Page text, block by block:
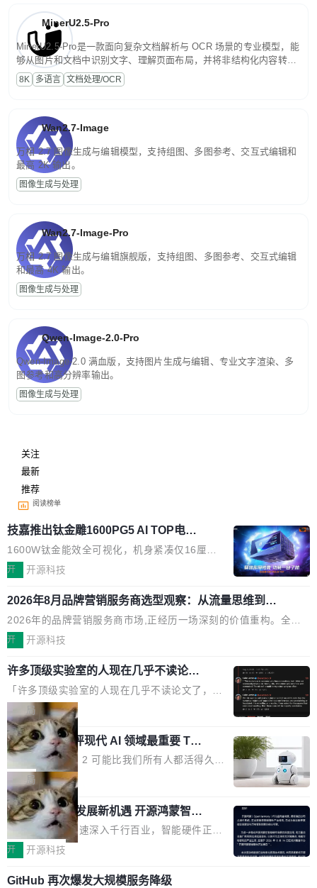
MinerU2.5-Pro
MinerU2.5-Pro是一款面向复杂文档解析与 OCR 场景的专业模型，能
够从图片和文档中识别文字、理解页面布局，并将非结构化内容转换
为便于存储、检索和二次处理的结构化结果。
8K 多语言 文档处理/OCR
Wan2.7-Image
万相 2.7 图像生成与编辑模型，支持组图、多图参考、交互式编辑和
最高 2K 输出。
图像生成与处理
Wan2.7-Image-Pro
万相 2.7 图像生成与编辑旗舰版，支持组图、多图参考、交互式编辑
和最高 4K 输出。
图像生成与处理
Qwen-Image-2.0-Pro
Qwen-Image-2.0 满血版，支持图片生成与编辑、专业文字渲染、多
图参考和高分辨率输出。
图像生成与处理
关注
最新
推荐
阅读榜单
技嘉推出钛金雕1600PG5 AI TOP电
源：为发烧级主机与本地AI算力打造旗
舰供电方案
1600W钛金能效全可视化，机身紧凑仅16厘米
继2026台北电脑展首度亮相后，技嘉科技近日正
电源专为发烧级DIY主机与本地AI算力平台打
造，整机长度仅16厘米，提供1600W额定功率
与80PLUS钛金能效；支持ATX 3.1与PCIe 5.1
实时LCD监控屏，可充分满足当下高阶PC主机
的严苛使用需求。 澎湃功率，紧凑机身 钛金雕1
600PG5 AI TOP具备强悍输出功率，同时实现
机身尺寸大幅精简。整机长度仅16厘米，属于同
功率段机身尺寸十分紧凑的1600W电源产品。小
巧机身有效提升市面主流标准A...
开 开源科技
2026年8月品牌营销服务商选型观察：从流量思维到品
牌资产思维的范式转移
2026年的品牌营销服务商市场,正经历一场深刻的价值重构。全球
全案品牌代理机构市场从2025年的83.1亿美元增长至2026年的86.
字广告与公共关系相关服务市场更是从2025年的8463亿美元扩张
至2026年的8763亿美元。数字的背后是一个清晰的事实——品牌
对专业化营销服务的需求从未如此迫切。 但市场扩容的同时,服务
商的竞争逻辑正在改变。2026年TopAgency年度合辑的观察指出,
“产品”这个离消费者最近的载体,在整个品牌营销层面的权重显著变
高了。全域营销服务商的竞争正在从规模转向深度,案例厚度、全域
覆盖、多线协同...
开 开源科技
许多顶级实验室的人现在几乎不读论文
了
「许多顶级实验室的人现在几乎不读论文了，而
且他们认为 ICLR/ICML/NeurIPS 充斥着大量过
度宣传和欺诈。」 OpenAI 研究员 Keller Jorda
n 这条推文引发了广泛讨论。他不是在说风凉
话，他是说出了一个圈内人尽皆知但很少公开捅
破的事实。 Jordan 随后补充了一句软化声明：
「我不认为这些会议上大部分论文都在过度宣传
或造假。问题是，作为读者，如果你筛选出那些
看起来最令人兴奋的论文，那它们大部分都是过
度宣传的。」 这才是真正的痛点。不是所有论文
都有问题，是最吸引眼球的那批论文最有问题。
他引用的帖子来自 Mathew Shen，一位 ICLR 2
局
xAI 前工程师评现代 AI 领域最重要 Top
3 开源项目
Flash Attention 2 可能比我们所有人都活得久。
这句话不是来自某个技术博客，而是出自 Hieu
Pham 的一条推文。Hieu Pham 是谁？他是 xAI
的早期工程师之一，在 Grok 训练基础设施团队
工作过。近日他在 X 上发了一条帖子，列出了他
认为现代 AI 领域最重要的三个开源项目。 第一
理由很具体。FA 系列不需要解释，但 FA2 是他
局
共商智能硬件发展新机遇 开源鸿蒙智能
硬件开发者日杭州站即将举行
随着万物智联加速深入千行百业，智能硬件正从
单点设备迈向智能化、网联化、协同化发展。作
鸿蒙通过统一技术底座和分布式能力，为不同类
开 开源科技
GitHub 再次爆发大规模服务降级